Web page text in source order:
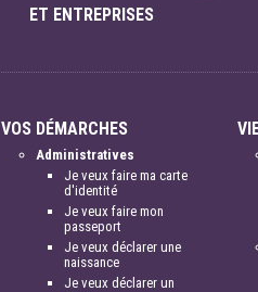
ET ENTREPRISES
VOS DÉMARCHES
Administratives
Je veux faire ma carte
d'identité
Je veux faire mon
passeport
Je veux déclarer une
naissance
Je veux déclarer un